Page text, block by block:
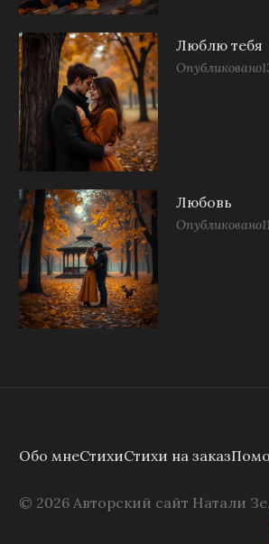
Люблю тебя
Опубликовано
Любовь
Опубликовано
Обо мнеСтихиСтихи на заказ
© 2026 Авторский сайт Натали